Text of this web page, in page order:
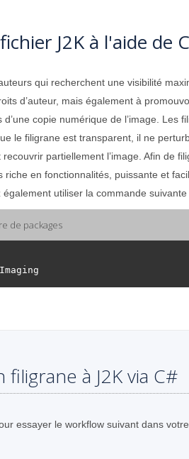
J2K à l'aide de
qui recherchent une visibilité
d’auteur, mais également à
copie numérique de l’image.
le filigrane est transparent, il ne
partiellement l’image. Afin de
riche en fonctionnalités, puissante et
également utiliser la commande
de packages
à J2K via C#
essayer le workflow suivant dans votre